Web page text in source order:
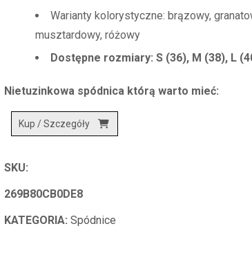
Warianty kolorystyczne: brązowy,
musztardowy, różowy
Dostępne rozmiary: S (36), M (38), L
Nietuzinkowa spódnica którą warto mieć:
Kup / Szczegóły
SKU:
269B80CB0DE8
KATEGORIA:Spódnice